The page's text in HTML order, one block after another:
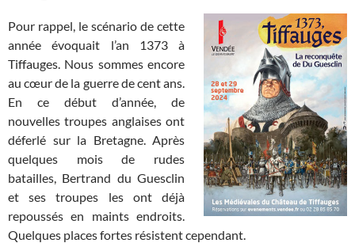
Pour rappel, le scénario de cette
année évoquait l’an 1373 à
Tiffauges. Nous sommes encore
au cœur de la guerre de cent ans.
En ce début d’année, de
nouvelles troupes anglaises ont
déferlé sur la Bretagne. Après
quelques mois de rudes
batailles, Bertrand du Guesclin
et ses troupes les ont déjà
repoussés en maints endroits.
Quelques places fortes résistent cependant.